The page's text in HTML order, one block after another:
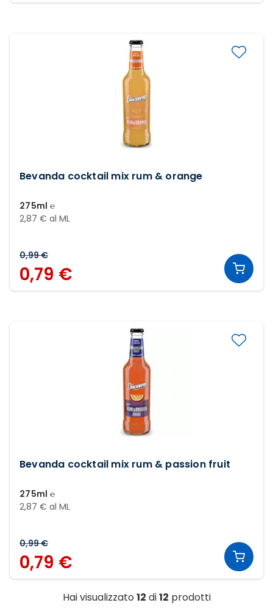
Bevanda cocktail mix rum & orange
275ml ℮
2,87 € al ML
0,99 €
0,79 €
Bevanda cocktail mix rum & passion fruit
275ml ℮
2,87 € al ML
0,99 €
0,79 €
Hai visualizzato 12 di12 prodotti